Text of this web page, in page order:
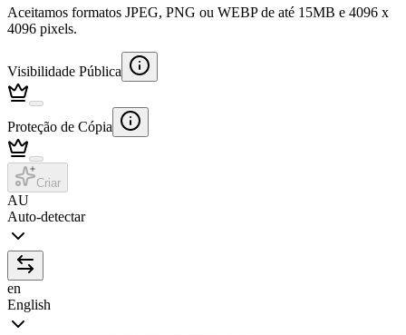
Aceitamos formatos JPEG, PNG ou WEBP de até 15MB e 4096 x
4096 pixels.
Visibilidade Pública
Proteção de Cópia
Criar
AU
Auto-detectar
en
English